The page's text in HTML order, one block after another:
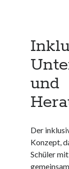
Archiv
August 2026
Juni 2026
April 2026
März 2026
Februar 2026
Januar 2026
und
Der
Konzept,
Schüler